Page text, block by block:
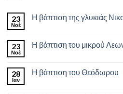
23
Νοέ
Η βάπτιση της γλυκιάς
23
Νοέ
Η βάπτιση του μικρού
28
Ιαν
Η βάπτιση του Θεόδωρου